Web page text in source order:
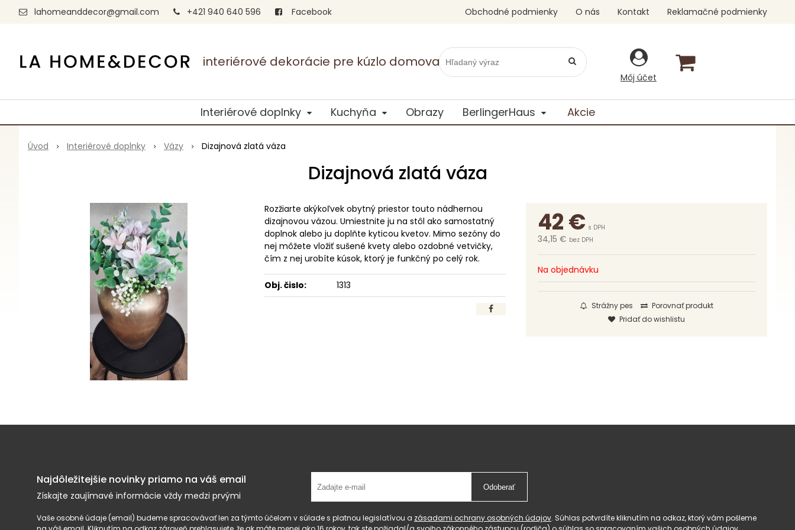
interiérové dekorácie pre kúzlo domova
lahomeanddecor@gmail.com +421 940 640 596 Facebook
Môj účet
Obchodné podmienky O nás Kontakt Reklamačné podmienky
Interiérové doplnky Kuchyňa Obrazy BerlingerHaus Akcie
Úvod Interiérové doplnky Vázy Dizajnová zlatá váza
Dizajnová zlatá váza
42€ s DPH
34,15 € bez DPH
Na objednávku
Strážny pes
Porovnať produkt
Pridať do wishlistu
Rozžiarte akýkoľvek obytný priestor touto nádhernou
dizajnovou vázou. Umiestnite ju na stôl ako samostatný
doplnok alebo ju doplňte kyticou kvetov. Mimo sezóny do
nej môžete vložiť sušené kvety alebo ozdobné vetvičky,
čím z nej urobíte kúsok, ktorý je funkčný po celý rok.
Obj. čislo: 1313
Najdôležitejšie novinky priamo na váš email
Získajte zaujímavé informácie vždy medzi prvými
Odoberať
Vaše osobné údaje (email) budeme spracovávať len za týmto účelom v súlade s platnou legislatívou a zásadami ochrany osobných údajov. Súhlas potvrdíte kliknutím na odkaz, ktorý vám pošleme